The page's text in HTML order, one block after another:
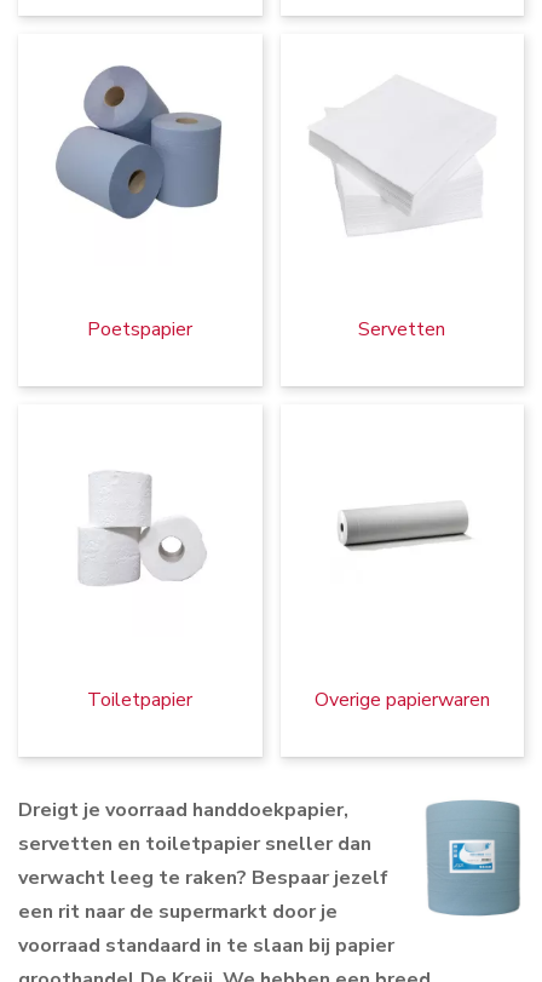
Poetspapier Servetten
Toiletpapier Overige papierwaren
Dreigt je voorraad handdoekpapier,
servetten en toiletpapier sneller dan
verwacht leeg te raken? Bespaar jezelf
een rit naar de supermarkt door je
voorraad standaard in te slaan bij papier